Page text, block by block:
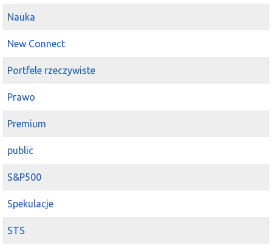
Nauka
New Connect
Portfele rzeczywiste
Prawo
Premium
public
S&P500
Spekulacje
STS